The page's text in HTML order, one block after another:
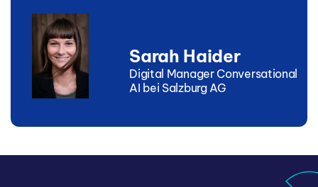
Sarah Haider
Digital Manager Conversational
AI bei Salzburg AG